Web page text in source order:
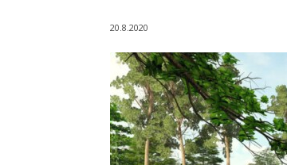
20.8.2020